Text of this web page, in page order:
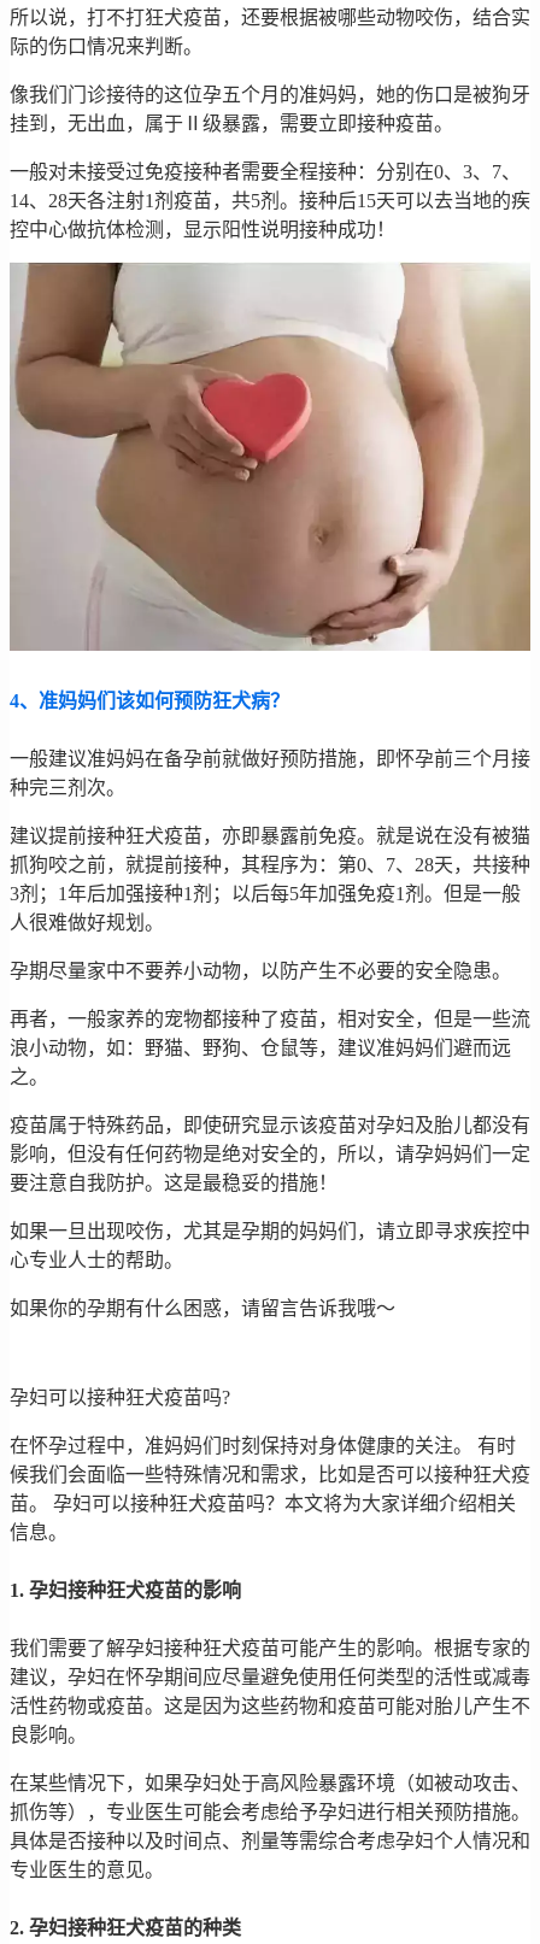
所以说，打不打狂犬疫苗，还要根据被哪些动物咬伤，结合实
际的伤口情况来判断。
像我们门诊接待的这位孕五个月的准妈妈，她的伤口是被狗牙
挂到，无出血，属于Ⅱ级暴露，需要立即接种疫苗。
一般对未接受过免疫接种者需要全程接种：分别在0、3、7、
14、28天各注射1剂疫苗，共5剂。接种后15天可以去当地的疾
控中心做抗体检测，显示阳性说明接种成功！
4、准妈妈们该如何预防狂犬病？
一般建议准妈妈在备孕前就做好预防措施，即怀孕前三个月接
种完三剂次。
建议提前接种狂犬疫苗，亦即暴露前免疫。就是说在没有被猫
抓狗咬之前，就提前接种，其程序为：第0、7、28天，共接种
3剂；1年后加强接种1剂；以后每5年加强免疫1剂。但是一般
人很难做好规划。
孕期尽量家中不要养小动物，以防产生不必要的安全隐患。
再者，一般家养的宠物都接种了疫苗，相对安全，但是一些流
浪小动物，如：野猫、野狗、仓鼠等，建议准妈妈们避而远
之。
疫苗属于特殊药品，即使研究显示该疫苗对孕妇及胎儿都没有
影响，但没有任何药物是绝对安全的，所以，请孕妈妈们一定
要注意自我防护。这是最稳妥的措施！
如果一旦出现咬伤，尤其是孕期的妈妈们，请立即寻求疾控中
心专业人士的帮助。
如果你的孕期有什么困惑，请留言告诉我哦～
孕妇可以接种狂犬疫苗吗?
在怀孕过程中，准妈妈们时刻保持对身体健康的关注。 有时
候我们会面临一些特殊情况和需求，比如是否可以接种狂犬疫
苗。 孕妇可以接种狂犬疫苗吗？本文将为大家详细介绍相关
信息。
1. 孕妇接种狂犬疫苗的影响
我们需要了解孕妇接种狂犬疫苗可能产生的影响。根据专家的
建议，孕妇在怀孕期间应尽量避免使用任何类型的活性或减毒
活性药物或疫苗。这是因为这些药物和疫苗可能对胎儿产生不
良影响。
在某些情况下，如果孕妇处于高风险暴露环境（如被动攻击、
抓伤等），专业医生可能会考虑给予孕妇进行相关预防措施。
具体是否接种以及时间点、剂量等需综合考虑孕妇个人情况和
专业医生的意见。
2. 孕妇接种狂犬疫苗的种类